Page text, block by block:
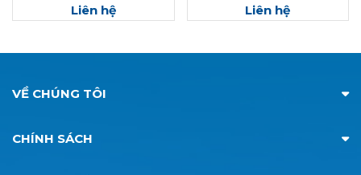
Liên hệ Liên hệ
VỀ CHÚNG TÔI
CHÍNH SÁCH